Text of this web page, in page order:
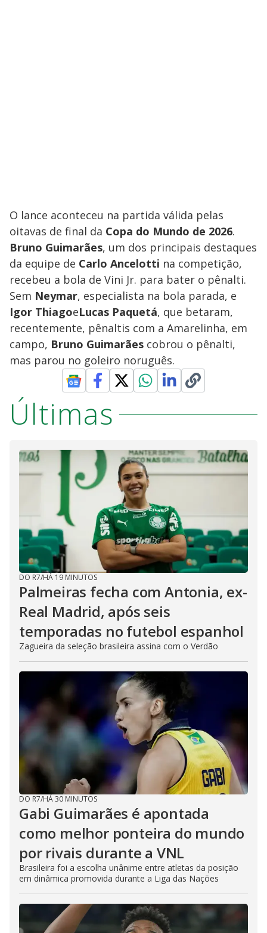
O lance aconteceu na partida válida pelas
oitavas de final da Copa do Mundo de 2026.
Bruno Guimarães, um dos principais destaques
da equipe de Carlo Ancelotti na competição,
recebeu a bola de Vini Jr. para bater o pênalti.
Sem Neymar, especialista na bola parada, e
Igor ThiagoeLucas Paquetá, que betaram,
recentemente, pênaltis com a Amarelinha, em
campo, Bruno Guimarães cobrou o pênalti,
mas parou no goleiro noruguês.
Últimas
DO R7/HÁ 19 MINUTOS
Palmeiras fecha com Antonia, ex-
Real Madrid, após seis
temporadas no futebol espanhol
Zagueira da seleção brasileira assina com o Verdão
DO R7/HÁ 30 MINUTOS
Gabi Guimarães é apontada
como melhor ponteira do mundo
por rivais durante a VNL
Brasileira foi a escolha unânime entre atletas da posição
em dinâmica promovida durante a Liga das Nações